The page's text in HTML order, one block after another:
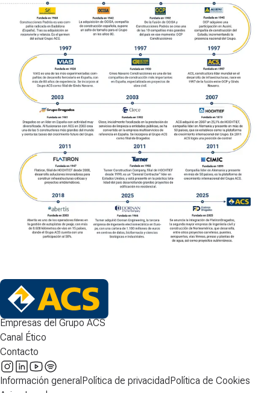
Empresas del Grupo ACS
Canal Ético
Contacto
Información general Política de privacidadPolítica de Cookies